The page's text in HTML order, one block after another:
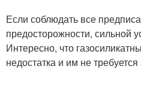
Если соблюдать все
предосторожности, сильной
Интересно, что
недостатка и им не